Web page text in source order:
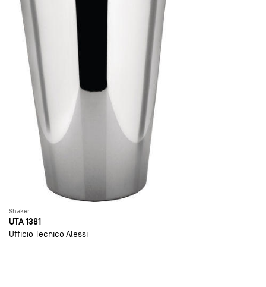
Shaker
UTA 1381
Ufficio Tecnico Alessi